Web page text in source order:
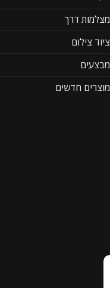
מצלמות דרך
ציוד צילום
מבצעים
מוצרים חדשים